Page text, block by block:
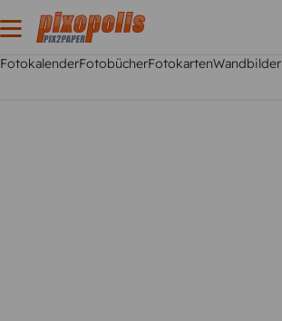
FotokalenderFotobücherFotokartenWandbilder